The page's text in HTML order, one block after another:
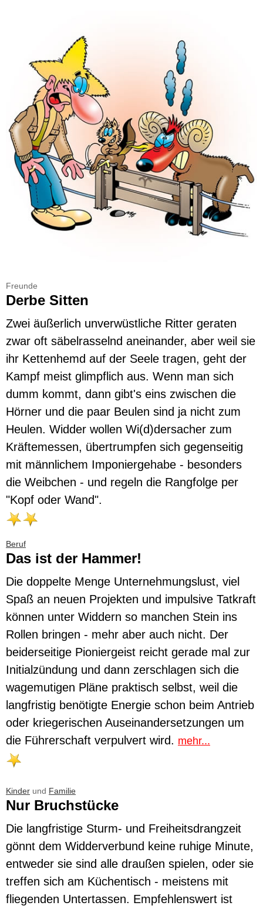
Freunde
Derbe Sitten
Zwei äußerlich unverwüstliche Ritter geraten
zwar oft säbelrasselnd aneinander, aber weil sie
ihr Kettenhemd auf der Seele tragen, geht der
Kampf meist glimpflich aus. Wenn man sich
dumm kommt, dann gibt's eins zwischen die
Hörner und die paar Beulen sind ja nicht zum
Heulen. Widder wollen Wi(d)dersacher zum
Kräftemessen, übertrumpfen sich gegenseitig
mit männlichem Imponiergehabe - besonders
die Weibchen - und regeln die Rangfolge per
"Kopf oder Wand".
Beruf
Das ist der Hammer!
Die doppelte Menge Unternehmungslust, viel
Spaß an neuen Projekten und impulsive Tatkraft
können unter Widdern so manchen Stein ins
Rollen bringen - mehr aber auch nicht. Der
beiderseitige Pioniergeist reicht gerade mal zur
Initialzündung und dann zerschlagen sich die
wagemutigen Pläne praktisch selbst, weil die
langfristig benötigte Energie schon beim Antrieb
oder kriegerischen Auseinandersetzungen um
die Führerschaft verpulvert wird. mehr...
Kinder und Familie
Nur Bruchstücke
Die langfristige Sturm- und Freiheitsdrangzeit
gönnt dem Widderverbund keine ruhige Minute,
entweder sie sind alle draußen spielen, oder sie
treffen sich am Küchentisch - meistens mit
fliegenden Untertassen. Empfehlenswert ist